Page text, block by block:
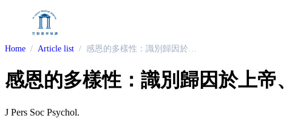
Home Article list 感恩的多樣性：識別歸因於上帝、因果報應和人類恩人的正面經歷的情感反應模式
感恩的多樣性：識別歸因於上帝
J Pers Soc Psychol.